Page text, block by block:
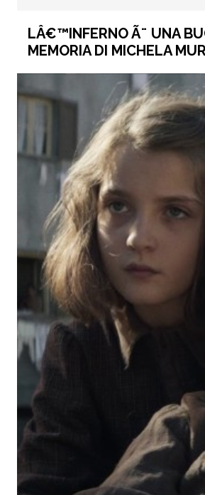
LÂ€™INFERNO Ã¨ UNA
MEMORIA DI MICHELA